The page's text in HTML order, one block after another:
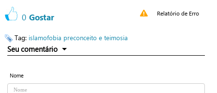
0 Gostar Relatório de Erro
Tag: islamofobia preconceito e teimosia
Seu comentário
Nome